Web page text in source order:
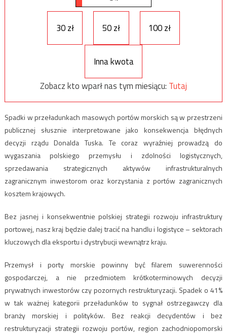
30 zł 50 zł 100 zł
Inna kwota
Zobacz kto wparł nas tym miesiącu: Tutaj
Spadki w przeładunkach masowych portów morskich są w przestrzeni
publicznej słusznie interpretowane jako konsekwencja błędnych
decyzji rządu Donalda Tuska. Te coraz wyraźniej prowadzą do
wygaszania polskiego przemysłu i zdolności logistycznych,
sprzedawania strategicznych aktywów infrastrukturalnych
zagranicznym inwestorom oraz korzystania z portów zagranicznych
kosztem krajowych.
Bez jasnej i konsekwentnie polskiej strategii rozwoju infrastruktury
portowej, nasz kraj będzie dalej tracić na handlu i logistyce – sektorach
kluczowych dla eksportu i dystrybucji wewnątrz kraju.
Przemysł i porty morskie powinny być filarem suwerenności
gospodarczej, a nie przedmiotem krótkoterminowych decyzji
prywatnych inwestorów czy pozornych restrukturyzacji. Spadek o 41%
w tak ważnej kategorii przeładunków to sygnał ostrzegawczy dla
branży morskiej i polityków. Bez reakcji decydentów i bez
restrukturyzacji strategii rozwoju portów, region zachodniopomorski